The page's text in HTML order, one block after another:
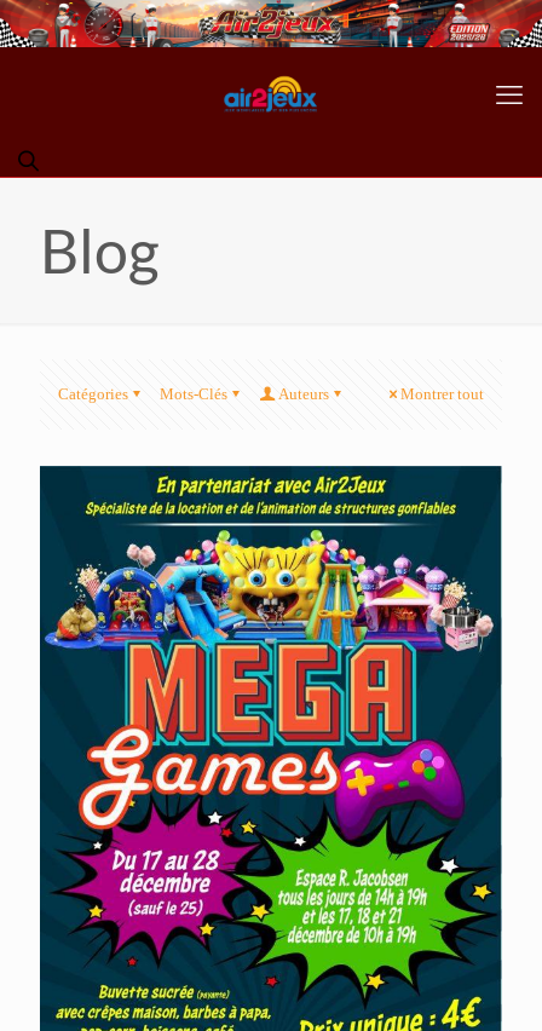
Blog
Catégories Mots-Clés Auteurs Montrer tout